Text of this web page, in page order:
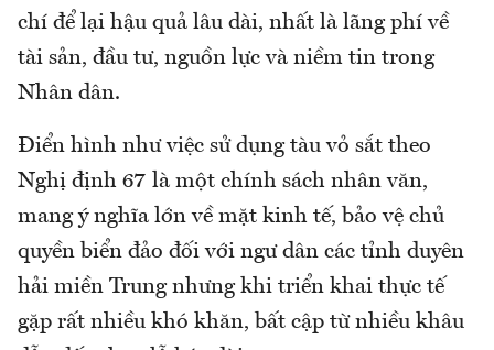
chí để lại hậu quả lâu dài, nhất là lãng phí về
tài sản, đầu tư, nguồn lực và niềm tin trong
Nhân dân.
Điển hình như việc sử dụng tàu vỏ sắt theo
Nghị định 67 là một chính sách nhân văn,
mang ý nghĩa lớn về mặt kinh tế, bảo vệ chủ
quyền biển đảo đối với ngư dân các tỉnh duyên
hải miền Trung nhưng khi triển khai thực tế
gặp rất nhiều khó khăn, bất cập từ nhiều khâu